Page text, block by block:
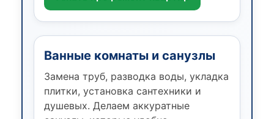
Ванные комнаты и санузлы
Замена труб, разводка воды, укладка
плитки, установка сантехники и
душевых. Делаем аккуратные